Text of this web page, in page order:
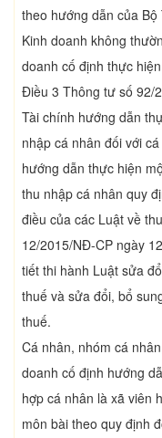
theo hướng dẫn của Bộ
Kinh doanh không
doanh cố định thực
Điều 3 Thông tư số 92/
Tài chính hướng dẫn
nhập cá nhân đối với
hướng dẫn thực hiện
thu nhập cá nhân quy
điều của các Luật về
12/2015/NĐ-CP ngày
tiết thi hành Luật sửa
thuế và sửa đổi, bổ
thuế.
Cá nhân, nhóm cá
doanh cố định hướng
hợp cá nhân là xã viên
môn bài theo quy định